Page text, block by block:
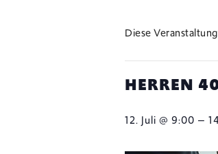
Diese
HERREN
12. Juli @ 9:00 –